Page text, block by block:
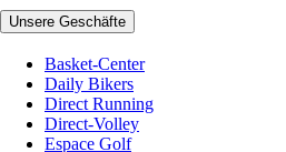
Unsere Geschäfte
Basket-Center
Daily Bikers
Direct Running
Direct-Volley
Espace Golf